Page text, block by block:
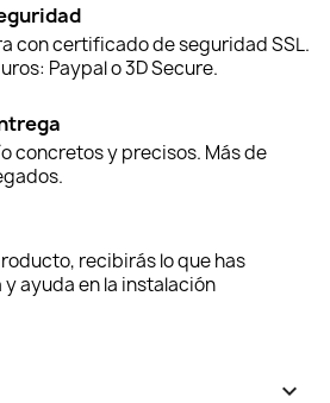
con certificado de seguridad SSL.
Paypal o 3D Secure.
concretos y precisos. Más de
recibirás lo que has
ayuda en la instalación
